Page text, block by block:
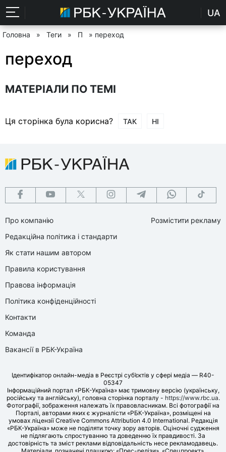
UA
Головна » Теги » П » переход
переход
МАТЕРІАЛИ ПО ТЕМІ
Ця сторінка була корисна? ТАК НІ
Про компанію
Редакційна політика і стандарти
Як стати нашим автором
Правила користування
Правова інформація
Політика конфіденційності
Контакти
Команда
Вакансії в РБК-Україна
Розмістити рекламу
Ідентифікатор онлайн-медіа в Реєстрі суб’єктів у сфері медіа — R40-
05347
Інформаційний портал «РБК-Україна» має тримовну версію (українську,
російську та англійську), головна сторінка порталу - https://www.rbc.ua.
Фотографії, зображення належать їх правовласникам. Всі фотографії на
Порталі, авторами яких є журналісти «РБК-Україна», розміщені на
умовах ліцензії Creative Commons Attribution 4.0 International. Редакція
«РБК-Україна» може не поділяти точку зору авторів. Оціночні судження
не підлягають спростуванню та доведенню їх правдивості. За
достовірність та зміст реклами відповідальність несе рекламодавець.